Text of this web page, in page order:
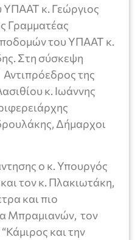
ΥΠΑΑΤ κ. Γεώργιος
Γραμματέας
του ΥΠΑΑΤ κ.
Στη σύσκεψη
της
κ. Ιωάννης
Δήμαρχοι
ο κ. Υπουργός
τον κ. Πλακιωτάκη,
και πιο
Μπραμιανών, τον
και την